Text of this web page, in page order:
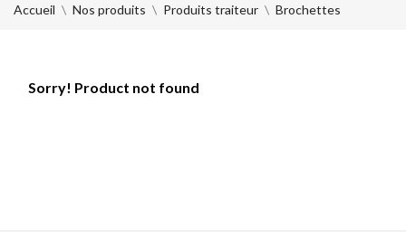
Accueil Nos produits Produits traiteur Brochettes
Sorry! Product not found